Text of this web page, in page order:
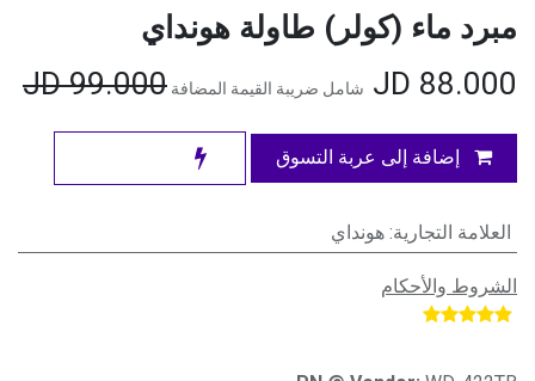
مبرد ماء (كولر) طاولة هونداي
88.000
شامل ضريبة القيمة المضافة 99.000
JD
إضافة إلى عربة التسوق
العلامة التجارية: هونداي
الشروط والأحكام